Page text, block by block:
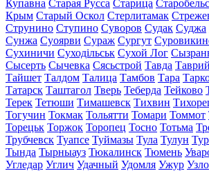
Купавна Старая Русса Старица
Крым Старый Оскол Стерлитамак
Струнино Ступино Суворов Судак Суджа
Сунжа Суоярви Сураж Сургут
Сухиничи Суходільськ Сухой Лог
Сысерть Сычевка Сясьстрой Тавда
Тайшет Талдом Талица Тамбов Тара
Татарск Таштагол Тверь Теберда Тейково
Терек Тетюши Тимашевск Тихвин
Тогучин Токмак Тольятти Томари Томмот
Торецьк Торжок Торопец Тосно Тотьма
Трубчевск Туапсе Туймазы Тула Тулун
Тында Тырныауз Тюкалинск Тюмень
Угледар Углич Удачный Удомля Ужур